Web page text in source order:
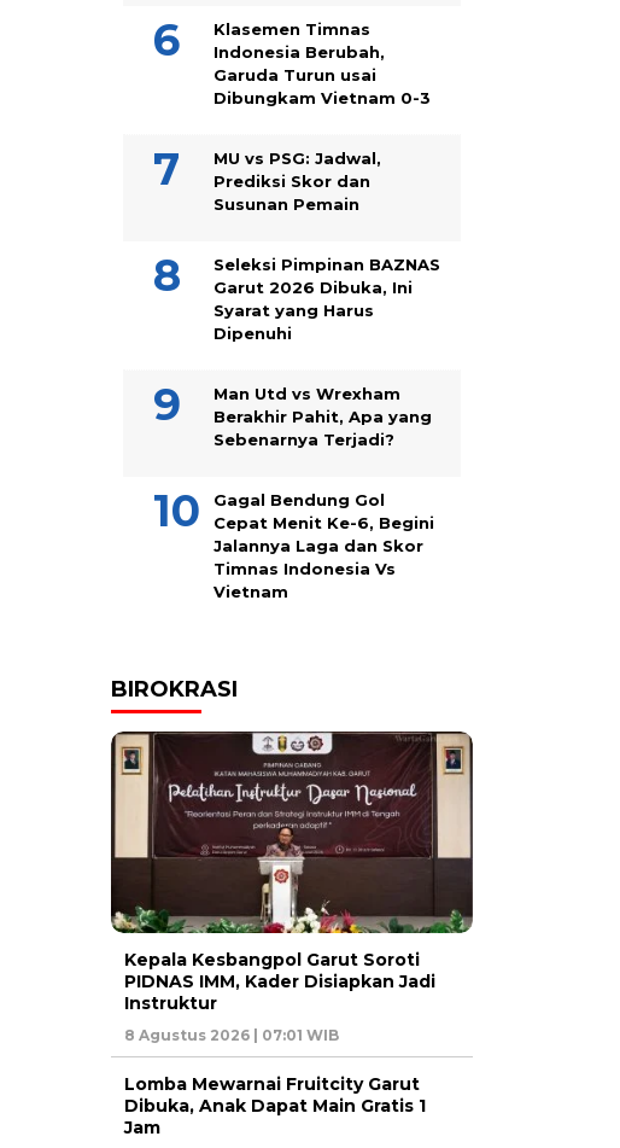
Klasemen Timnas
Indonesia Berubah,
Garuda Turun usai
Dibungkam Vietnam 0-3
MU vs PSG: Jadwal,
Prediksi Skor dan
Susunan Pemain
Seleksi Pimpinan BAZNAS
Garut 2026 Dibuka, Ini
Syarat yang Harus
Dipenuhi
Man Utd vs Wrexham
Berakhir Pahit, Apa yang
Sebenarnya Terjadi?
Gagal Bendung Gol
Cepat Menit Ke-6, Begini
Jalannya Laga dan Skor
Timnas Indonesia Vs
Vietnam
BIROKRASI
Kepala Kesbangpol Garut Soroti
PIDNAS IMM, Kader Disiapkan Jadi
Instruktur
8 Agustus 2026 | 07:01 WIB
Lomba Mewarnai Fruitcity Garut
Dibuka, Anak Dapat Main Gratis 1
Jam